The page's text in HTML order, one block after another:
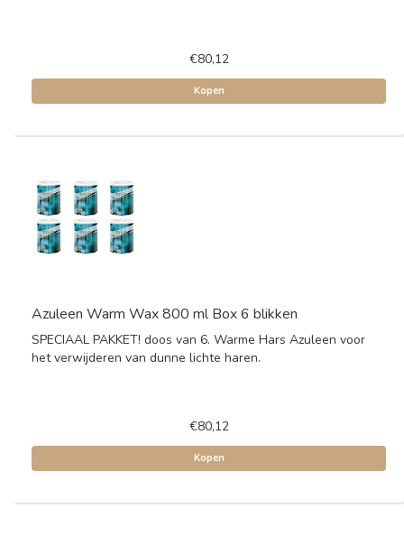
€80,12
Kopen
Azuleen Warm Wax 800 ml Box 6 blikken
SPECIAAL PAKKET! doos van 6. Warme Hars Azuleen voor
het verwijderen van dunne lichte haren.
€80,12
Kopen